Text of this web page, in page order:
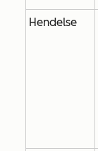
Hendelse